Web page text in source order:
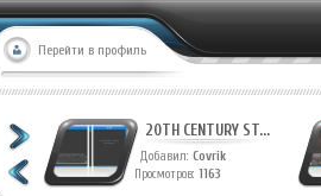
Перейти в профиль
20TH CENTURY ST...
Добавил: Covrik
Просмотров: 1163